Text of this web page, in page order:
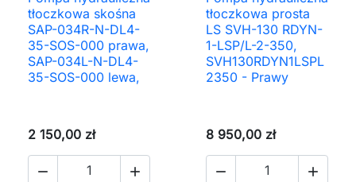
tłoczkowa skośna
SAP-034R-N-DL4-
35-SOS-000 prawa,
SAP-034L-N-DL4-
35-SOS-000 lewa,
2 150,00 zł
 
tłoczkowa prosta
LS SVH-130 RDYN-
1-LSP/L-2-350,
SVH130RDYN1LSPL
2350 - Prawy
8 950,00 zł
 